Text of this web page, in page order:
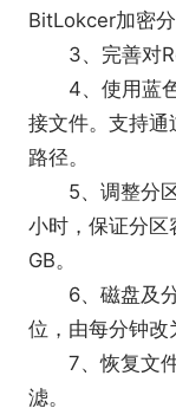
BitLokcer加密分
3、完善对
4、使用蓝色
接文件。支持通
路径。
5、调整分区
小时，保证分
GB。
6、磁盘及分
位，由每分钟改
7、恢复文件
滤。